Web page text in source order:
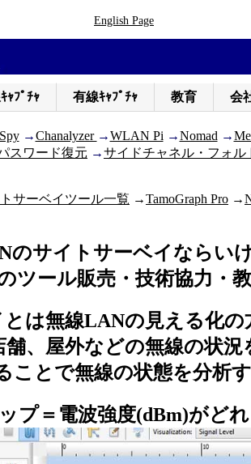
English Page
ｬﾌﾟﾁｬ 有線ｷｬﾌﾟﾁｬ 教育 会
→Chanalyzer →WLAN Pi →Nomad →
スワード復元 →サイドチャネル・フォル
サーベイツール一覧 →TamoGraph Pro →
のサイトサーベイならい
ツール販売・技術協力・
は無線LANの見える化の
、屋外などの無線の状況
ことで無線の状態を分析
プ＝電波強度(dBm)がど